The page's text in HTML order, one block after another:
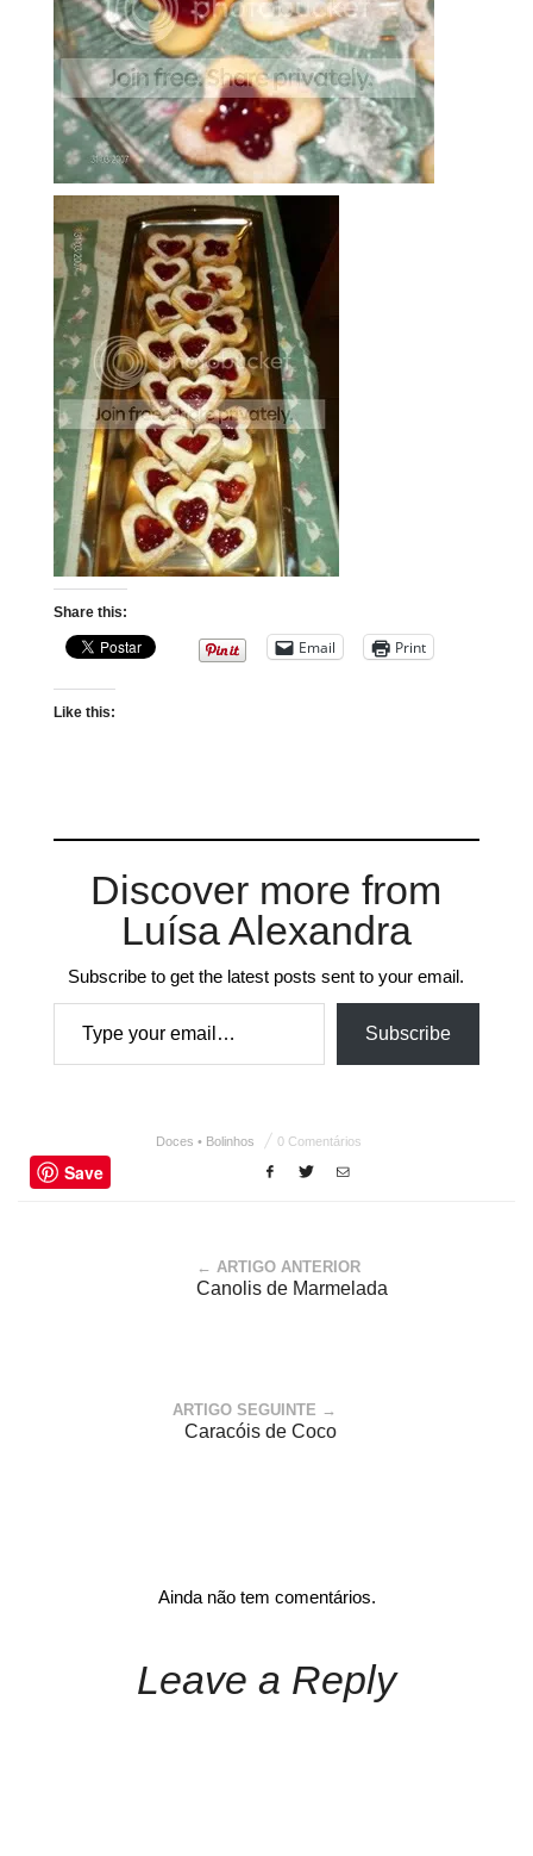
Share this:
Email Print
Like this:
Discover more from
Luísa Alexandra
Subscribe to get the latest posts sent to your email.
Type your email…
Subscribe
Doces • Bolinhos 0 Comentários
Save
← ARTIGO ANTERIOR
Canolis de Marmelada
ARTIGO SEGUINTE →
Caracóis de Coco
Ainda não tem comentários.
Leave a Reply